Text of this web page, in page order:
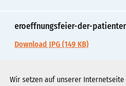
Wir setzen auf unserer Internetseite
eroeffnungsfeier-der-
Download JPG (149 KB)
eroeffnungsfeier-der-